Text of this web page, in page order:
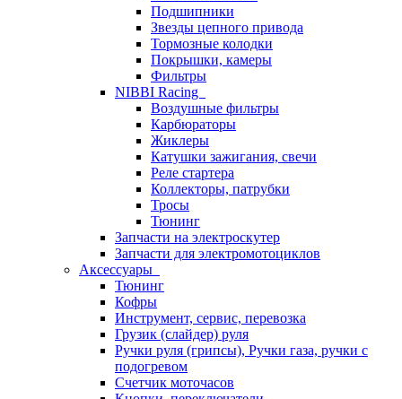
Подшипники
Звезды цепного привода
Тормозные колодки
Покрышки, камеры
Фильтры
NIBBI Racing
Воздушные фильтры
Карбюраторы
Жиклеры
Катушки зажигания, свечи
Реле стартера
Коллекторы, патрубки
Тросы
Тюнинг
Запчасти на электроскутер
Запчасти для электромотоциклов
Аксессуары
Тюнинг
Кофры
Инструмент, сервис, перевозка
Грузик (слайдер) руля
Ручки руля (грипсы), Ручки газа, ручки с
подогревом
Счетчик моточасов